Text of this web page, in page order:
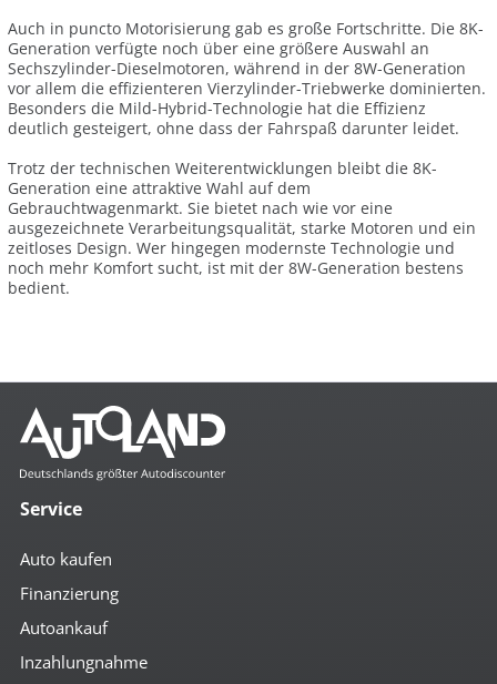
Auch in puncto Motorisierung gab es große Fortschritte. Die 8K-
Generation verfügte noch über eine größere Auswahl an
Sechszylinder-Dieselmotoren, während in der 8W-Generation
vor allem die effizienteren Vierzylinder-Triebwerke dominierten.
Besonders die Mild-Hybrid-Technologie hat die Effizienz
deutlich gesteigert, ohne dass der Fahrspaß darunter leidet.
Trotz der technischen Weiterentwicklungen bleibt die 8K-
Generation eine attraktive Wahl auf dem
Gebrauchtwagenmarkt. Sie bietet nach wie vor eine
ausgezeichnete Verarbeitungsqualität, starke Motoren und ein
zeitloses Design. Wer hingegen modernste Technologie und
noch mehr Komfort sucht, ist mit der 8W-Generation bestens
bedient.
Service
Auto kaufen
Finanzierung
Autoankauf
Inzahlungnahme